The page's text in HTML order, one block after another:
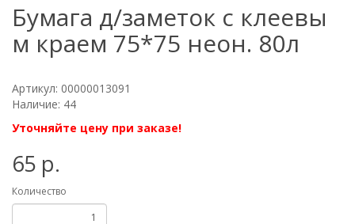
Бумага д/заметок с клеевы
м краем 75*75 неон. 80л
Артикул: 00000013091
Наличие: 44
Уточняйте цену при заказе!
65 р.
Количество